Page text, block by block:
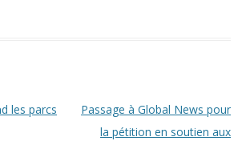
les parcs
Passage à Global News pour
la pétition en soutien aux